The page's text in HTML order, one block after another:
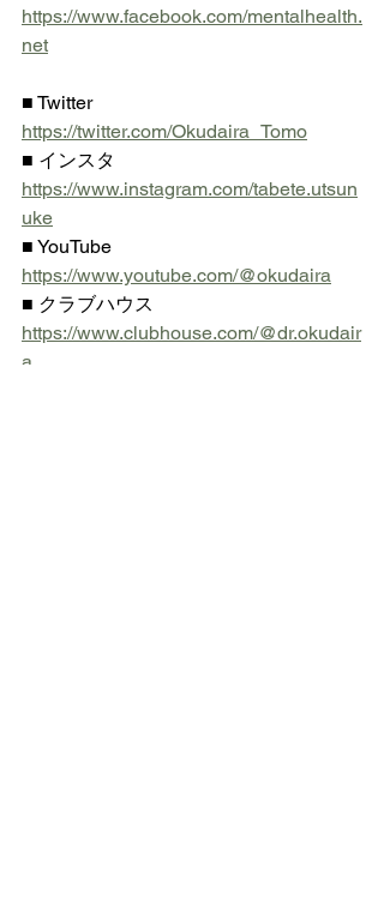
https://www.facebook.com/mentalhealth.
net
■ Twitter
https://twitter.com/Okudaira_Tomo
■ インスタ
https://www.instagram.com/tabete.utsun
uke
■ YouTube
https://www.youtube.com/@okudaira
■ クラブハウス
https://www.clubhouse.com/@dr.okudair
a